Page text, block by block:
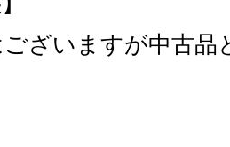
ざいますが中古品